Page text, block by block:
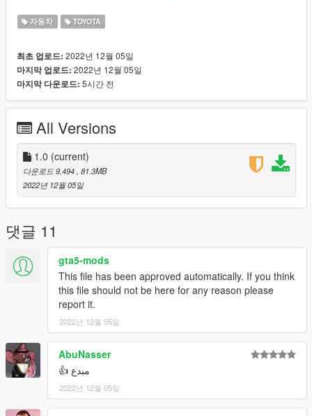
تغبيره على السياره
قزاز ينكسر
يد اللاعب على الدركسون
داخلية ممتازة بعروقها
تدعم جميع مميزات اللعبة
V-Ray على بعض الانوار
مكان التثبيت :
Grand Theft Auto V\mods\update\x64\dlcpacks
------
Discord Server : https://discord.gg/9dZN5nkC9K
Discord : abom7sn
----------------------------------------------------------------------------
Toyota Camry 2022 LE 0KM
This car is unlock , you can edit it but don't forget the
copyrights
------
Converted By : AboM7sn (me)
Features :
All doors and boot working (Bonnet dosen't work)
Working Lights
No tint on light glass and front glass
Support ALL game features
Plates as Extra
Dirt on Body
Breakable Glass
자동차 TOYOTA
최초 업로드: 2022년 12월 05일
마지막 업로드: 2022년 12월 05일
마지막 다운로드: 5시간 전
All Versions
1.0 (current)
다운로드 9,494 , 81.3MB
2022년 12월 05일
댓글 11
gta5-mods
This file has been approved automatically. If you think
this file should not be here for any reason please
report it.
2022년 12월 05일
AbuNasser
مبدع 👍
2022년 12월 05일